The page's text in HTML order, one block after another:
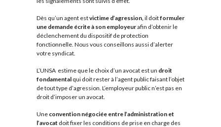
Dès qu’un agent estvictime d’agression,il doitformuler
une demande écrite à son employeurafin d’obtenir le
déclenchement du dispositif de protection
fonctionnelle. Nous vous conseillons aussi d’alerter
votre syndicat.
L’UNSA estime que le choix d’un avocat est un droit
fondamental qui doit rester à l’agent public faisant l’objet
de tout type d’agression. L’employeur public n’est pas en
droit d’imposer un avocat.
Une convention négociée entre l’administration et
l’avocat doit fixer les conditions de prise en charge des